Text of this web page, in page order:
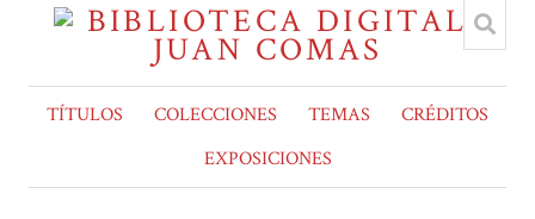
TÍTULOS COLECCIONES TEMAS
CRÉDITOS
EXPOSICIONES